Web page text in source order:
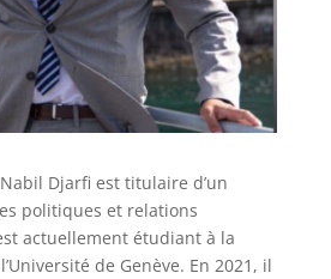
Djarfi est titulaire d’un
politiques et relations
actuellement étudiant à la
de Genève. En 2021, il